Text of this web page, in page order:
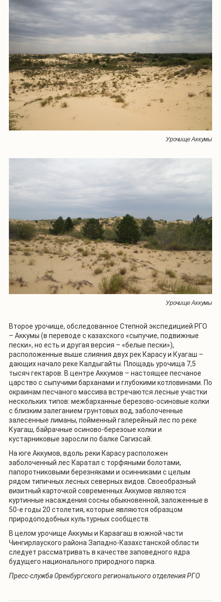
Урочище Аккумы
Урочище Аккумы
Второе урочище, обследованное Степной экспедицией РГО
– Аккумы (в переводе с казахского «сыпучие, подвижные
пески», но есть и другая версия – «белые пески»),
расположенные выше слияния двух рек Карасу и Куагаш –
дающих начало реке Калдыгайты. Площадь урочища 7,5
тысяч гектаров. В центре Аккумов – настоящее песчаное
царство с сыпучими барханами и глубокими котловинами. По
окраинам песчаного массива встречаются лесные участки
нескольких типов: межбарханные березово-осиновые колки
с близким залеганием грунтовых вод, заболоченные
залесенные лиманы, пойменный галерейный лес по реке
Куагаш, байрачные осиново-березоые колки и
кустарниковые заросли по балке Сагизсай.
На юге Аккумов, вдоль реки Карасу расположен
заболоченный лес Каратал с торфяными болотами,
папоротниковыми березняками и осинниками с целым
рядом типичных лесных северных видов. Своеобразный
визитный карточкой современных Аккумов являются
куртинные насаждения сосны обыкновенной, заложенные в
50-е годы 20 столетия, которые являются образцом
природоподобных культурных сообществ.
В целом урочище Аккумы и Караагаш в южной части
Чингирлауского района Западно-Казахстанской области
следует рассматривать в качестве заповедного ядра
будущего национального природного парка.
Пресс-служба Оренбургского регионального отделения РГО